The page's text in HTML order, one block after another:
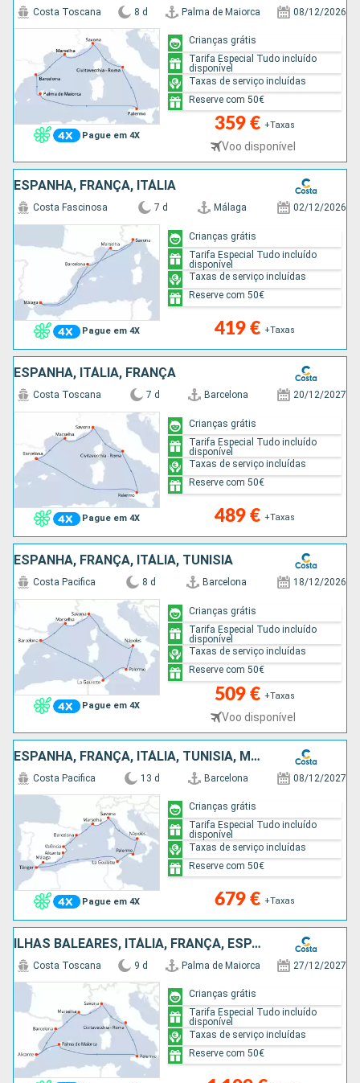
Pague em 4X
Costa Toscana 8 d Palma de Maiorca 08/12/2026
359 € +Taxas
Voo disponível
Crianças grátis
Tarifa Especial Tudo incluído
disponível
Taxas de serviço incluídas
Reserve com 50€
ESPANHA, FRANÇA, ITÁLIA
Pague em 4X
Costa Fascinosa 7 d Málaga 02/12/2026
419 € +Taxas
Crianças grátis
Tarifa Especial Tudo incluído
disponível
Taxas de serviço incluídas
Reserve com 50€
ESPANHA, ITÁLIA, FRANÇA
Pague em 4X
Costa Toscana 7 d Barcelona 20/12/2027
489 € +Taxas
Crianças grátis
Tarifa Especial Tudo incluído
disponível
Taxas de serviço incluídas
Reserve com 50€
ESPANHA, FRANÇA, ITÁLIA, TUNÍSIA
Pague em 4X
Costa Pacifica 8 d Barcelona 18/12/2026
509 € +Taxas
Voo disponível
Crianças grátis
Tarifa Especial Tudo incluído
disponível
Taxas de serviço incluídas
Reserve com 50€
ESPANHA, FRANÇA, ITÁLIA, TUNÍSIA, MARROCOS
Pague em 4X
Costa Pacifica 13 d Barcelona 08/12/2027
679 € +Taxas
Crianças grátis
Tarifa Especial Tudo incluído
disponível
Taxas de serviço incluídas
Reserve com 50€
ILHAS BALEARES, ITÁLIA, FRANÇA, ESPANHA
Costa Toscana 9 d Palma de Maiorca 27/12/2027
Crianças grátis
Tarifa Especial Tudo incluído
disponível
Taxas de serviço incluídas
Reserve com 50€